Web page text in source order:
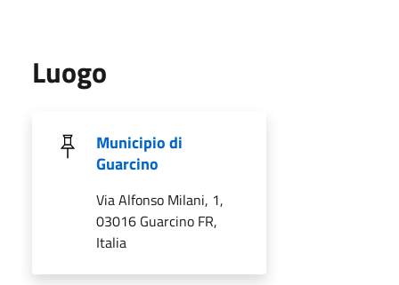
Luogo
Municipio di
Guarcino
Via Alfonso Milani, 1,
03016 Guarcino FR,
Italia